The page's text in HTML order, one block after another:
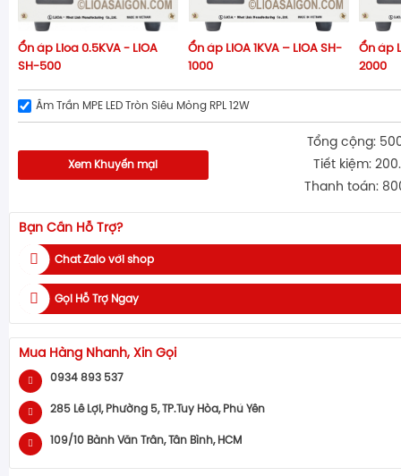
Ổn áp Lioa 0.5KVA - LiOA
SH-500
Ổn áp LIOA 1KVA – LiOA SH-
1000
Ổn áp
2000
Âm Trần MPE LED Tròn Siêu Mỏng RPL 12W
Xem Khuyến mại
Tổng cộng:
Tiết kiệm:
Thanh toán:
Bạn Cần Hỗ Trợ?
Chat Zalo với shop
Gọi Hỗ Trợ Ngay
Mua Hàng Nhanh, Xin Gọi
0934 893 537
285 Lê Lợi, Phường 5, TP.Tuy Hòa, Phú Yên
109/10 Bành Văn Trân, Tân Bình, HCM